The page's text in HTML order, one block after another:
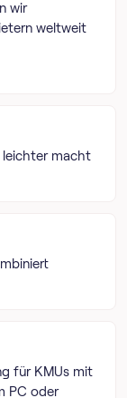
wir
weltweit
leichter macht
für KMUs mit
PC oder